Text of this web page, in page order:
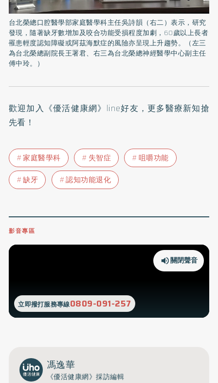
台北榮總口腔醫學部家庭醫學科主任吳詩韻（右二）表示，研究
發現，隨著缺牙數增加及咬合功能受損程度加劇，60歲以上長者
罹患輕度認知障礙或阿茲海默症的風險亦呈現上升趨勢。（左三
為台北榮總副院長王署君、右三為台北榮總神經醫學中心副主任
傅中玲。）
歡迎加入 《優活健康網》line好友 ，更多醫療新知搶
先看！
家庭醫學科 失智症
咀嚼功能
缺牙
認知功能退化
影音專區
立即撥打服務專線0809-091-257
關閉聲音
馮逸華
《優活健康網》採訪編輯